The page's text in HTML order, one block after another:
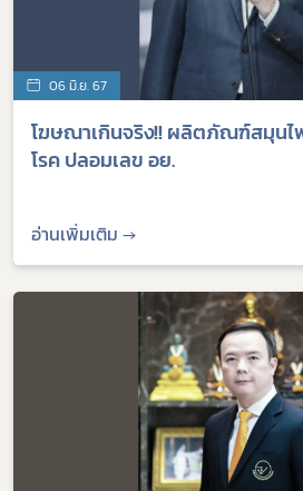
06 มิ.ย. 67
โฆษณาเกินจริง!! ผลิตภัณฑ์สมุนไ
โรค ปลอมเลข อย.
อ่านเพิ่มเติม →